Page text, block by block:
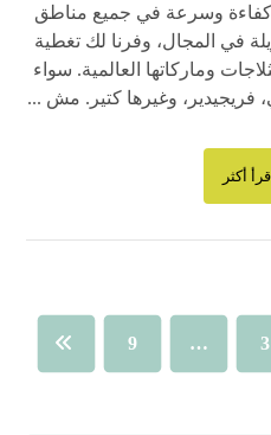
كفاءة وسرعة في جميع مناطق
في المجال، وفرنا لك تغطية
وماركاتها العالمية. سواء
فريجيدير، وغيرها كتير. مش ...
أكثر
3
…
9